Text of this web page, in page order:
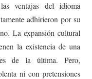
ventajas del idioma
adhirieron por su
La expansión cultural
la existencia de una
de la última. Pero,
ni con pretensiones